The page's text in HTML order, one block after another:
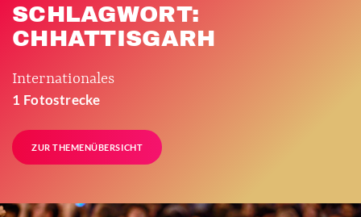
SCHLAGWORT:
CHHATTISGARH
Internationales
1 Fotostrecke
ZUR THEMENÜBERSICHT